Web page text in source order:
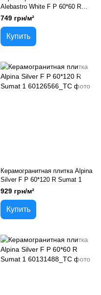
Alebastro White F P 60*60 R
Sumat 1
749 грн/м²
Купить
Керамогранитная плитка Alpina
Silver F P 60*120 R Sumat 1
929 грн/м²
Купить